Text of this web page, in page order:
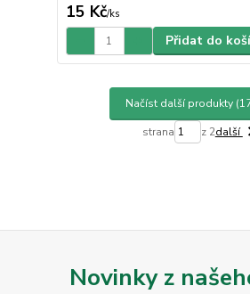
15 Kč/ks
Přidat do
Načíst další produkty
strana z 2další
Novinky z